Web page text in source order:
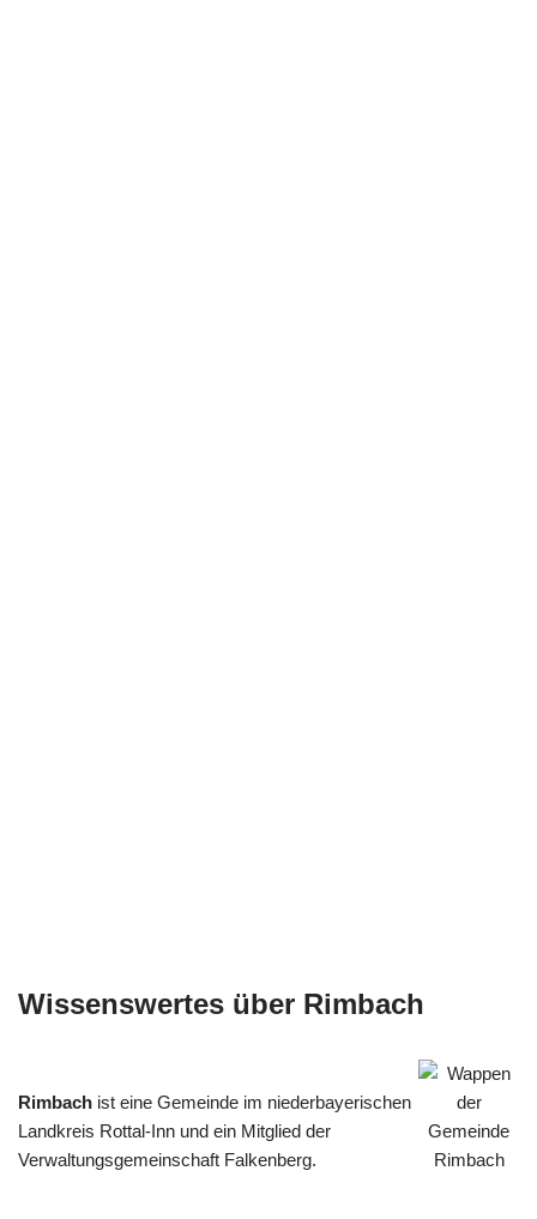
Wissenswertes über Rimbach
Rimbach ist eine Gemeinde im niederbayerischen
Landkreis Rottal-Inn und ein Mitglied der
Verwaltungsgemeinschaft Falkenberg.